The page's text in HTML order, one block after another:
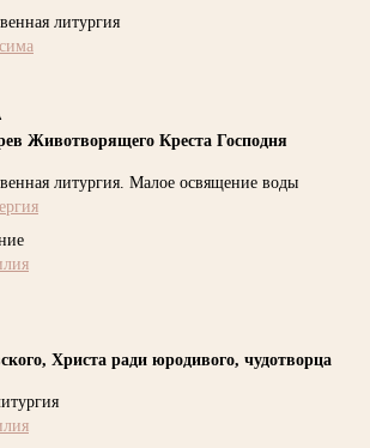
литургия
Животворящего Креста Господня
литургия. Малое освящение воды
Христа ради юродивого, чудотворца